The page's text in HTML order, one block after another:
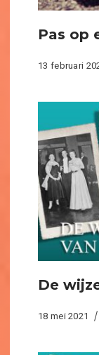
Pas op
13 februari
De
18 mei 2021